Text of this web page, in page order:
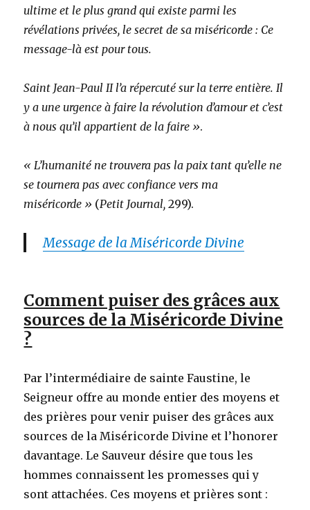
ultime et le plus grand qui existe parmi les
révélations privées, le secret de sa miséricorde : Ce
message-là est pour tous.
Saint Jean-Paul II l’a répercuté sur la terre entière. Il
y a une urgence à faire la révolution d’amour et c’est
à nous qu’il appartient de la faire ».
« L’humanité ne trouvera pas la paix tant qu’elle ne
se tournera pas avec confiance vers ma
miséricorde » (Petit Journal,299).
Message de la Miséricorde Divine
Comment puiser des grâces aux
sources de la Miséricorde Divine
?
Par l’intermédiaire de sainte Faustine, le
Seigneur offre au monde entier des moyens et
des prières pour venir puiser des grâces aux
sources de la Miséricorde Divine et l’honorer
davantage. Le Sauveur désire que tous les
hommes connaissent les promesses qui y
sont attachées. Ces moyens et prières sont :